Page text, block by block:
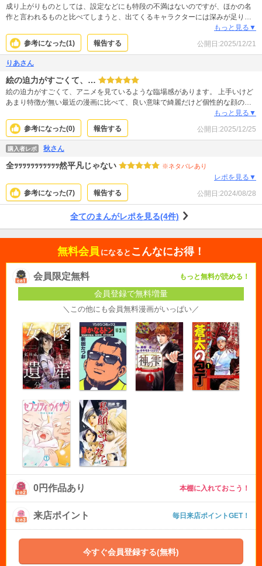
成り上がりものとしては、設定などにも特段の不満はないのですが、ほかの名
作と言われるものと比べてしまうと、出てくるキャラクターには深みが足り
ず、絵柄もあと一歩と感じること多いです。 あと、女性キャラで、巨乳をさら
け出すようなキャラも多く、作者側もそういうのを描きたいのかとは思うけ
ど、そういうのが好きな一定層の読者を引き込もうとするのがあからさますぎ
て、コミカルなお話としてしか見ることができない側面があります。 深みや伏
線もしっかりしたストーリーメインで、流麗な絵柄（デッサン力）が好みなの
で、本作品をステップにして作者側のスキルも伸びていくと嬉しいです。期待
も込めて、少年漫画としては☆4つにしました。
もっと見る▼
参考になった(1) 報告する 公開日:2025/12/21
りあさん
絵の迫力がすごくて、…
絵の迫力がすごくて、アニメを見ているような臨場感があります。 上手いけど
あまり特徴が無い最近の漫画に比べて、良い意味で綺麗だけど個性的な顔のキ
ャラ達で良いと思います。女の私から見てもドラゴンの女の子が可愛くて、天
然ぽさが好きです。
もっと見る▼
参考になった(0) 報告する 公開日:2025/12/25
購入者レポ 秋さん
全ｯｯｯｯｯｯｯｯｯｯｯ然平凡じゃない ※ネタバレあり
レポを見る▼
参考になった(7) 報告する 公開日:2024/08/28
全てのまんがレポを見る(4件)
無料会員 になると こんなにお得！
会員限定無料 もっと無料が読める！
会員登録で無料増量
＼この他にも会員無料漫画がいっぱい／
0円作品あり 本棚に入れておこう！
来店ポイント 毎日来店ポイントGET！
今すぐ会員登録する(無料)